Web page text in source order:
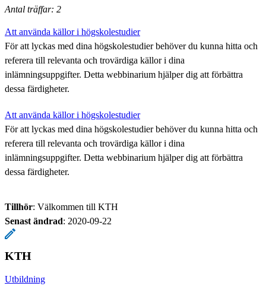
Antal träffar: 2
Att använda källor i högskolestudier
För att lyckas med dina högskolestudier behöver du kunna hitta och
referera till relevanta och trovärdiga källor i dina
inlämningsuppgifter. Detta webbinarium hjälper dig att förbättra
dessa färdigheter.
Att använda källor i högskolestudier
För att lyckas med dina högskolestudier behöver du kunna hitta och
referera till relevanta och trovärdiga källor i dina
inlämningsuppgifter. Detta webbinarium hjälper dig att förbättra
dessa färdigheter.
Tillhör: Välkommen till KTH
Senast ändrad: 2020-09-22
KTH
Utbildning